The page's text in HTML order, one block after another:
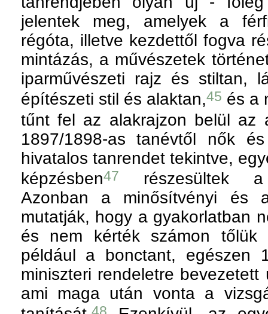
jelentek meg, amelyek a
régóta, illetve kezdettől fogva
mintázás, a művészetek
iparművészeti rajz és stiltan,
építészeti stil és alaktan,45 és a
tűnt fel az alakrajzon belül az
1897/1898-as tanévtől nők
hivatalos tanrendet tekintve,
képzésben47
részesültek a
Azonban a minősítvényi és
mutatják, hogy a gyakorlatban
és nem kérték számon
például a bonctant, egészen
miniszteri rendeletre
ami maga után vonta a